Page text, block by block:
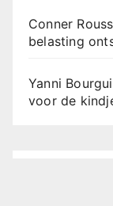
Conner
belasting
Yanni
voor de